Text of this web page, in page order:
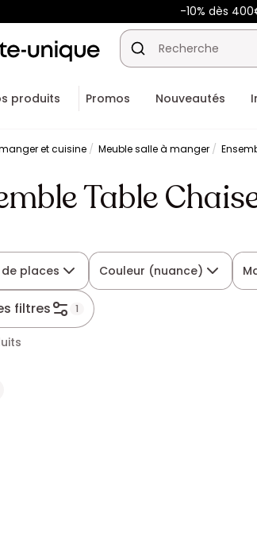
-10% dès
produits Promos Nouveautés
et cuisine Meuble salle à manger
Table
places Couleur (nuance)
filtres 1